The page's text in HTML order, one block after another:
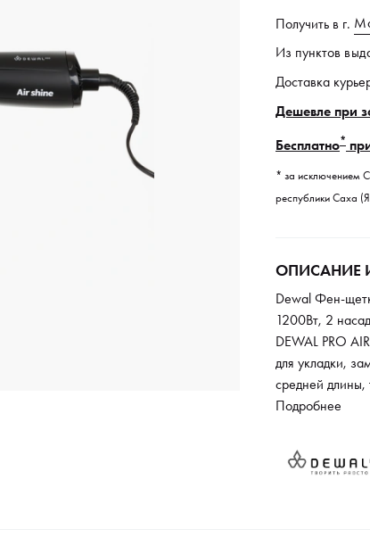
Получить в г.
Из пунктов
Доставка
Дешевле при
Бесплатно*
* за исключением
республики Саха
ОПИСАНИЕ
Dewal Фен-
1200Вт, 2
DEWAL PRO
для укладки,
средней длины,
волосы по всей
Подробнее